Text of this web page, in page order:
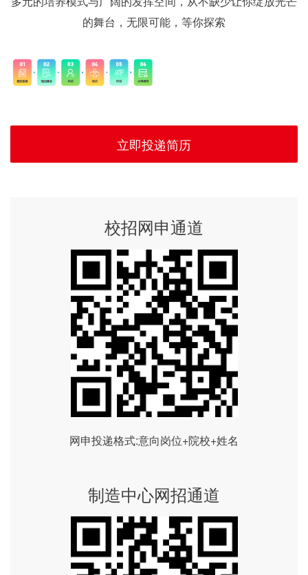
的舞台，无限可能，等你探索
立即投递简历
校招网申通道
网申投递格式:意向岗位+院校+姓名
制造中心网招通道